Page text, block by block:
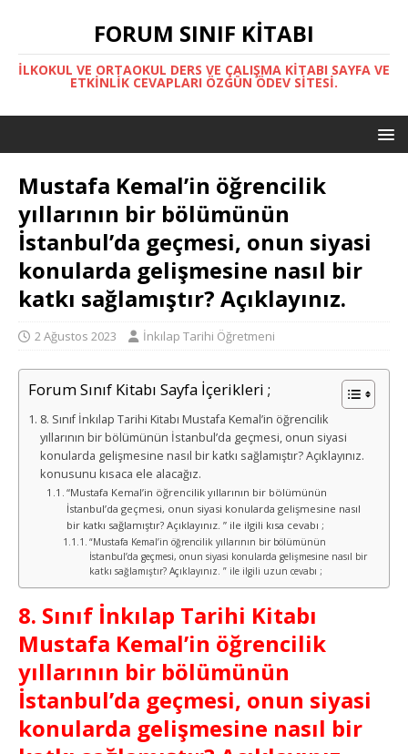
FORUM SINIF KITABI
İLKOKUL VE ORTAOKUL DERS VE ÇALIŞMA KITABI SAYFA VE
ETKINLIK CEVAPLARI ÖZGÜN ÖDEV SITESI.
Mustafa Kemal’in öğrencilik
yıllarının bir bölümünün
İstanbul’da geçmesi, onun siyasi
konularda gelişmesine nasıl bir
katkı sağlamıştır? Açıklayınız.
2 Ağustos 2023 İnkılap Tarihi Öğretmeni
Forum Sınıf Kitabı Sayfa İçerikleri ;
8. Sınıf İnkılap Tarihi Kitabı Mustafa Kemal’in öğrencilik
yıllarının bir bölümünün İstanbul’da geçmesi, onun siyasi
konularda gelişmesine nasıl bir katkı sağlamıştır? Açıklayınız.
konusunu kısaca ele alacağız.
“Mustafa Kemal’in öğrencilik yıllarının bir bölümünün
İstanbul’da geçmesi, onun siyasi konularda gelişmesine nasıl
bir katkı sağlamıştır? Açıklayınız. ” ile ilgili kısa cevabı ;
“Mustafa Kemal’in öğrencilik yıllarının bir bölümünün
İstanbul’da geçmesi, onun siyasi konularda gelişmesine nasıl bir
katkı sağlamıştır? Açıklayınız. ” ile ilgili uzun cevabı ;
8. Sınıf İnkılap Tarihi Kitabı
Mustafa Kemal’in öğrencilik
yıllarının bir bölümünün
İstanbul’da geçmesi, onun siyasi
konularda gelişmesine nasıl bir